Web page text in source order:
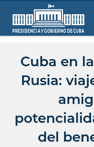
Cuba en
Rusia:
del